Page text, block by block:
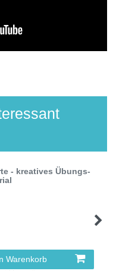
- kreatives Übungs-
Warenkorb